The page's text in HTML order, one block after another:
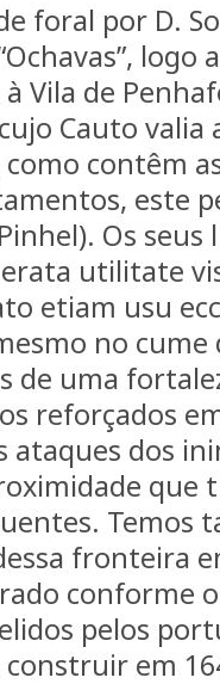
foral por D.
logo
Vila de
Cauto
contêm
este
Os
utilitate
etiam usu
no cume
de uma
reforçados
dos
Temos
fronteira
conforme
pelos
em